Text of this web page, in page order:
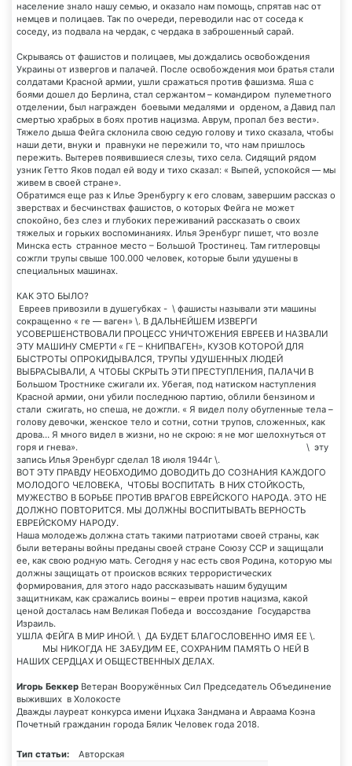
население знало нашу семью, и оказало нам помощь, спрятав нас от
немцев и полицаев. Так по очереди, переводили нас от соседа к
соседу, из подвала на чердак, с чердака в заброшенный сарай.
Скрываясь от фашистов и полицаев, мы дождались освобождения
Украины от извергов и палачей. После освобождения мои братья стали
солдатами Красной армии, ушли сражаться против фашизма. Яша с
боями дошел до Берлина, стал сержантом – командиром пулеметного
отделении, был награжден боевыми медалями и орденом, а Давид пал
смертью храбрых в боях против нацизма. Аврум, пропал без вести».
Тяжело дыша Фейга склонила свою седую голову и тихо сказала, чтобы
наши дети, внуки и правнуки не пережили то, что нам пришлось
пережить. Вытерев появившиеся слезы, тихо села. Сидящий рядом
узник Гетто Яков подал ей воду и тихо сказал: « Выпей, успокойся — мы
живем в своей стране».
Обратимся еще раз к Илье Эренбургу к его словам, завершим рассказ о
зверствах и бесчинствах фашистов, о которых Фейга не может
спокойно, без слез и глубоких переживаний рассказать о своих
тяжелых и горьких воспоминаниях. Илья Эренбург пишет, что возле
Минска есть странное место – Большой Тростинец. Там гитлеровцы
сожгли трупы свыше 100.000 человек, которые были удушены в
специальных машинах.
КАК ЭТО БЫЛО?
Евреев привозили в душегубках - \ фашисты называли эти машины
сокращенно « ге — ваген» \. В ДАЛЬНЕЙШЕМ ИЗВЕРГИ
УСОВЕРШЕНСТВОВАЛИ ПРОЦЕСС УНИЧТОЖЕНИЯ ЕВРЕЕВ И НАЗВАЛИ
ЭТУ МАШИНУ СМЕРТИ « ГЕ – КНИПВАГЕН», КУЗОВ КОТОРОЙ ДЛЯ
БЫСТРОТЫ ОПРОКИДЫВАЛСЯ, ТРУПЫ УДУШЕННЫХ ЛЮДЕЙ
ВЫБРАСЫВАЛИ, А ЧТОБЫ СКРЫТЬ ЭТИ ПРЕСТУПЛЕНИЯ, ПАЛАЧИ В
Большом Тростнике сжигали их. Убегая, под натиском наступления
Красной армии, они убили последнюю партию, облили бензином и
стали сжигать, но спеша, не дожгли. « Я видел полу обугленные тела –
голову девочки, женское тело и сотни, сотни трупов, сложенных, как
дрова… Я много видел в жизни, но не скрою: я не мог шелохнуться от
горя и гнева». \ эту
запись Илья Эренбург сделал 18 июля 1944г \.
ВОТ ЭТУ ПРАВДУ НЕОБХОДИМО ДОВОДИТЬ ДО СОЗНАНИЯ КАЖДОГО
МОЛОДОГО ЧЕЛОВЕКА, ЧТОБЫ ВОСПИТАТЬ В НИХ СТОЙКОСТЬ,
МУЖЕСТВО В БОРЬБЕ ПРОТИВ ВРАГОВ ЕВРЕЙСКОГО НАРОДА. ЭТО НЕ
ДОЛЖНО ПОВТОРИТСЯ. МЫ ДОЛЖНЫ ВОСПИТЫВАТЬ ВЕРНОСТЬ
ЕВРЕЙСКОМУ НАРОДУ.
Наша молодежь должна стать такими патриотами своей страны, как
были ветераны войны преданы своей стране Союзу ССР и защищали
ее, как свою родную мать. Сегодня у нас есть своя Родина, которую мы
должны защищать от происков всяких террористических
формирования, для этого надо рассказывать нашим будущим
защитникам, как сражались воины – евреи против нацизма, какой
ценой досталась нам Великая Победа и воссоздание Государства
Израиль.
УШЛА ФЕЙГА В МИР ИНОЙ. \ ДА БУДЕТ БЛАГОСЛОВЕННО ИМЯ ЕЕ \.
МЫ НИКОГДА НЕ ЗАБУДИМ ЕЕ, СОХРАНИМ ПАМЯТЬ О НЕЙ В
НАШИХ СЕРДЦАХ И ОБЩЕСТВЕННЫХ ДЕЛАХ.
Игорь Беккер Ветеран Вооружённых Сил Председатель Объединение
выживших в Холокосте
Дважды лауреат конкурса имени Ицхака Зандмана и Авраама Коэна
Почетный гражданин города Бялик Человек года 2018.
Тип статьи: Авторская